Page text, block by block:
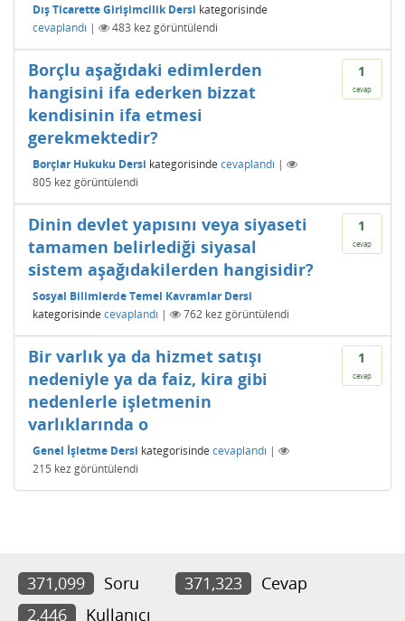
Dış Ticarette Girişimcilik Dersi kategorisinde
cevaplandı | 483 kez görüntülendi
1
cevap
Borçlu aşağıdaki edimlerden
hangisini ifa ederken bizzat
kendisinin ifa etmesi
gerekmektedir?
Borçlar Hukuku Dersi kategorisinde cevaplandı |
805 kez görüntülendi
1
cevap
Dinin devlet yapısını veya siyaseti
tamamen belirlediği siyasal
sistem aşağıdakilerden hangisidir?
Sosyal Bilimlerde Temel Kavramlar Dersi
kategorisinde cevaplandı | 762 kez görüntülendi
1
cevap
Bir varlık ya da hizmet satışı
nedeniyle ya da faiz, kira gibi
nedenlerle işletmenin
varlıklarında o
Genel İşletme Dersi kategorisinde cevaplandı |
215 kez görüntülendi
371,099 Soru 371,323
Cevap
2,446
Kullanıcı